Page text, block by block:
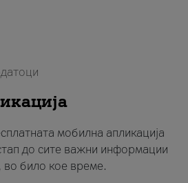
мобилна апликација
до сите важни информации
во било кое време.